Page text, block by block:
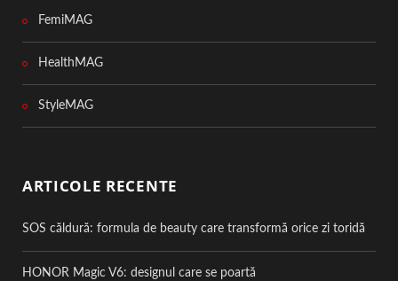
FemiMAG
HealthMAG
StyleMAG
ARTICOLE RECENTE
SOS căldură: formula de beauty care transformă orice zi toridă
HONOR Magic V6: designul care se poartă